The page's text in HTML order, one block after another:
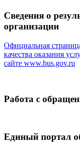
Сведения о
организации
Официальная
качества оказания
сайте www.bus.gov.ru
Работа с
Единый портал